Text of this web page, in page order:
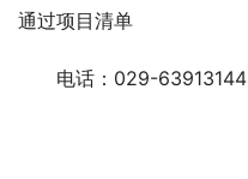
通过项目清单
电话：029-63913144